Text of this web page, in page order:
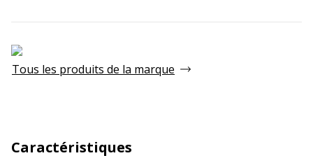
Tous les produits de la marque
Caractéristiques